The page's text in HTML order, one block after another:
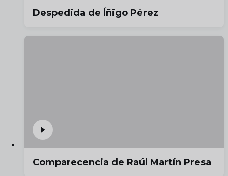
Despedida de Íñigo Pérez
Comparecencia de Raúl Martín Presa